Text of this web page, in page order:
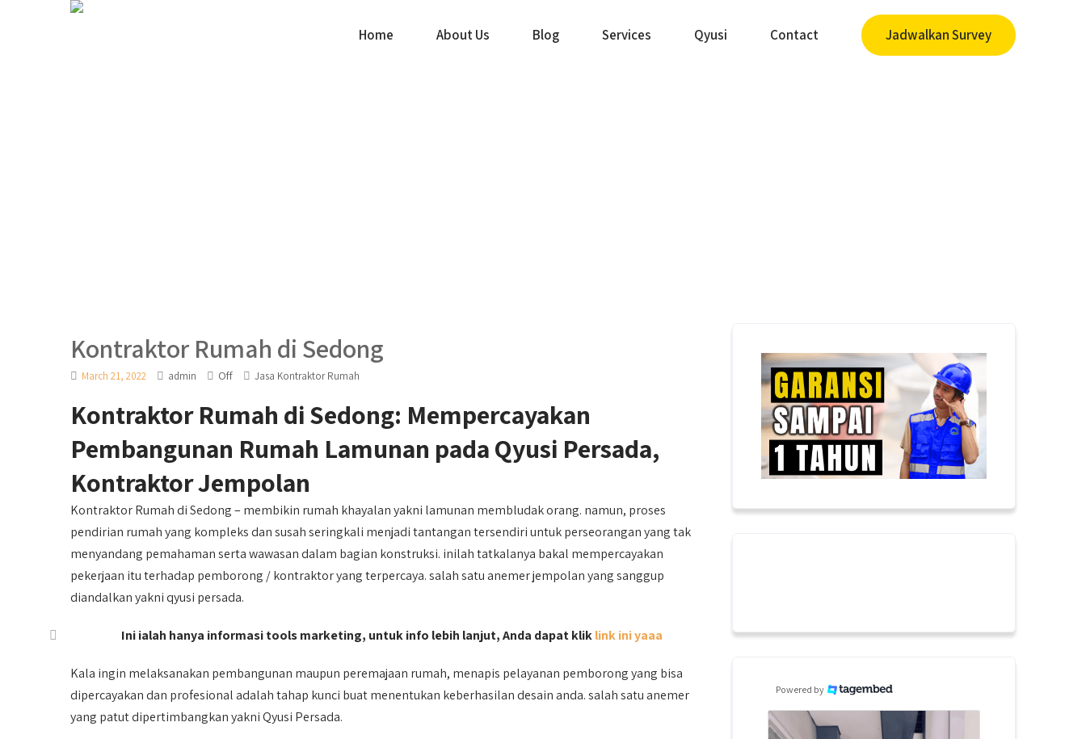
Home About Us Blog Services Qyusi Contact Jadwalkan Survey
Kontraktor Rumah di Sedong
March 21, 2022 admin Off Jasa Kontraktor Rumah
Kontraktor Rumah di Sedong: Mempercayakan
Pembangunan Rumah Lamunan pada Qyusi Persada,
Kontraktor Jempolan
Kontraktor Rumah di Sedong – membikin rumah khayalan yakni lamunan membludak orang. namun, proses
pendirian rumah yang kompleks dan susah seringkali menjadi tantangan tersendiri untuk perseorangan yang tak
menyandang pemahaman serta wawasan dalam bagian konstruksi. inilah tatkalanya bakal mempercayakan
pekerjaan itu terhadap pemborong / kontraktor yang terpercaya. salah satu anemer jempolan yang sanggup
diandalkan yakni qyusi persada.
Ini ialah hanya informasi tools marketing, untuk info lebih lanjut, Anda dapat kliklink ini yaaa
Kala ingin melaksanakan pembangunan maupun peremajaan rumah, menapis pelayanan pemborong yang bisa
dipercayakan dan profesional adalah tahap kunci buat menentukan keberhasilan desain anda. salah satu anemer
yang patut dipertimbangkan yakni Qyusi Persada.
Powered by